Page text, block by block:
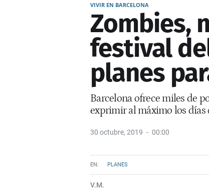
VIVIR EN BARCELONA
Zombies,
festival
planes
Barcelona ofrece miles de
exprimir al máximo los días
30 octubre, 2019 00:00
PLANES
V.M.